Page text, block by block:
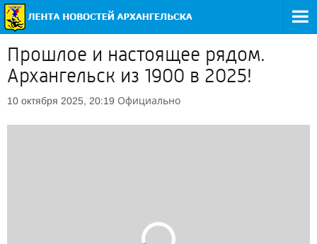
Прошлое и настоящее рядом.
Архангельск из 1900 в 2025!
10 октября 2025, 20:19 Официально